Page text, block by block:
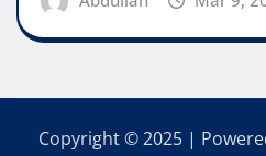
Copyright © 2025 |